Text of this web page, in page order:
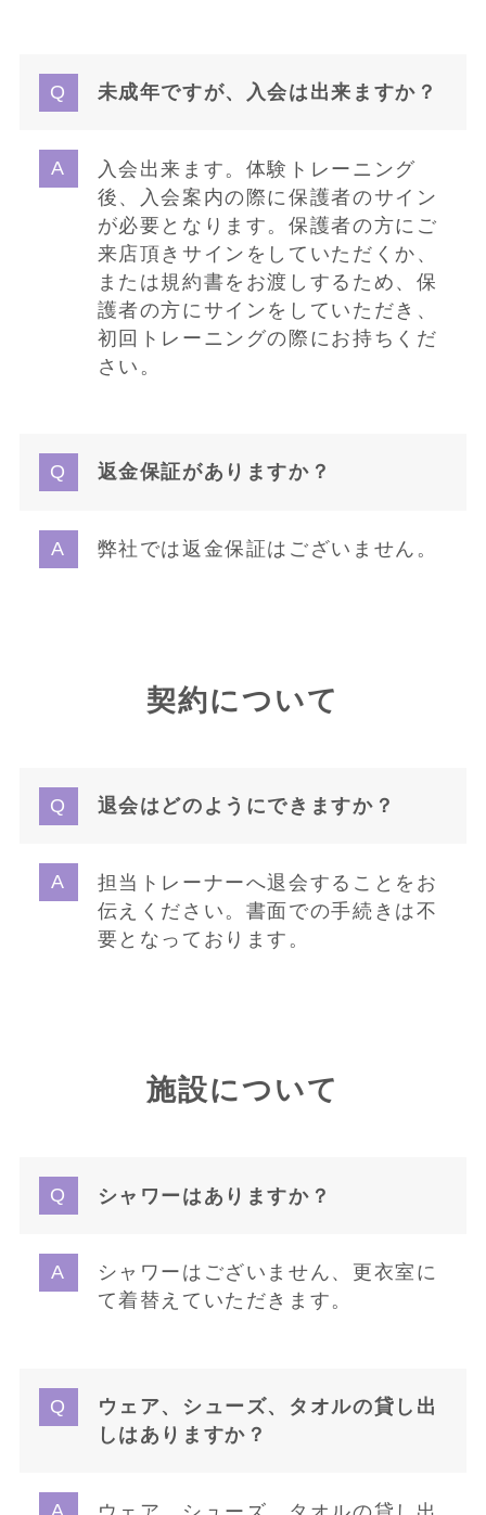
未成年ですが、入会は出来ますか？
入会出来ます。体験トレーニング
後、入会案内の際に保護者のサイン
が必要となります。保護者の方にご
来店頂きサインをしていただくか、
または規約書をお渡しするため、保
護者の方にサインをしていただき、
初回トレーニングの際にお持ちくだ
さい。
返金保証がありますか？
弊社では返金保証はございません。
契約について
退会はどのようにできますか？
担当トレーナーへ退会することをお
伝えください。書面での手続きは不
要となっております。
施設について
シャワーはありますか？
シャワーはございません、更衣室に
て着替えていただきます。
ウェア、シューズ、タオルの貸し出
しはありますか？